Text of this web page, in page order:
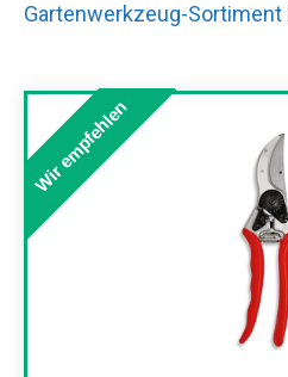
Gartenwerkzeug-Sortiment
Wir empfehlen